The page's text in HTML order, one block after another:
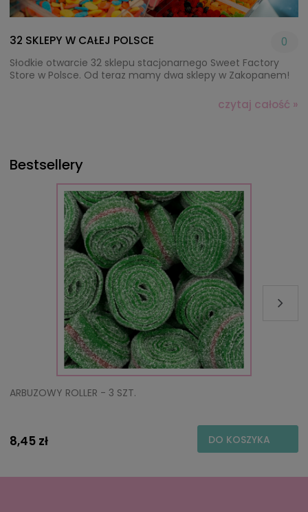
32 SKLEPY W CAŁEJ POLSCE 0
Słodkie otwarcie 32 sklepu stacjonarnego Sweet Factory
Store w Polsce. Od teraz mamy dwa sklepy w Zakopanem!
czytaj całość »
Bestsellery
ARBUZOWY ROLLER - 3 SZT.
8,45 zł DO KOSZYKA